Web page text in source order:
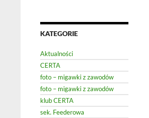
KATEGORIE
Aktualności
CERTA
foto – migawki z zawodów
foto – migawki z zawodów
klub CERTA
sek. Feederowa